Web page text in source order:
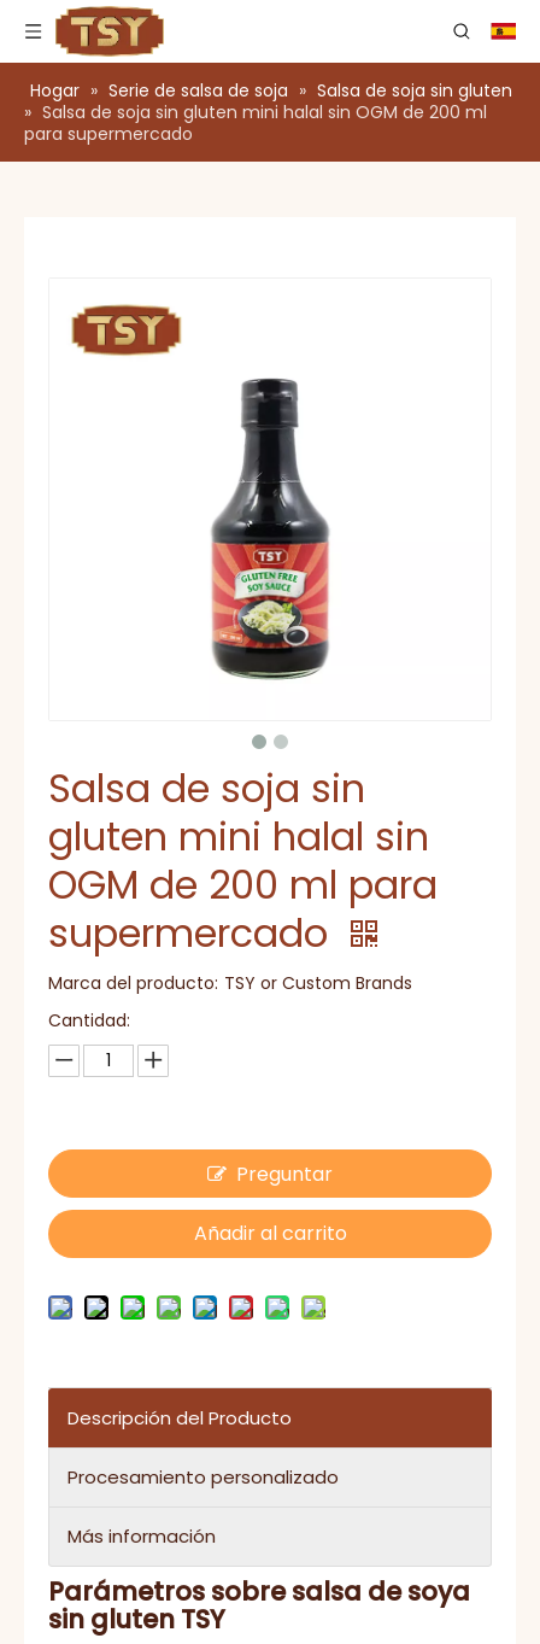
Hogar » Serie de salsa de soja » Salsa de soja sin gluten
» Salsa de soja sin gluten mini halal sin OGM de 200 ml
para supermercado
Salsa de soja sin
gluten mini halal sin
OGM de 200 ml para
supermercado
Marca del producto: TSY or Custom Brands
Cantidad:
Preguntar
Añadir al carrito
Descripción del Producto
Procesamiento personalizado
Más información
Parámetros sobre salsa de soya
sin gluten TSY